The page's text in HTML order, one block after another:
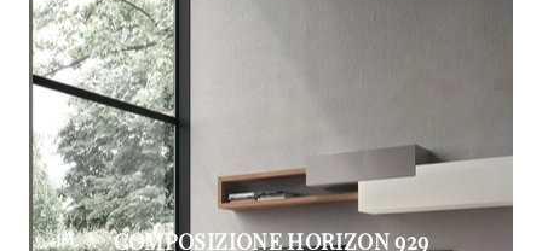
COMPOSIZIONE HORIZON 929